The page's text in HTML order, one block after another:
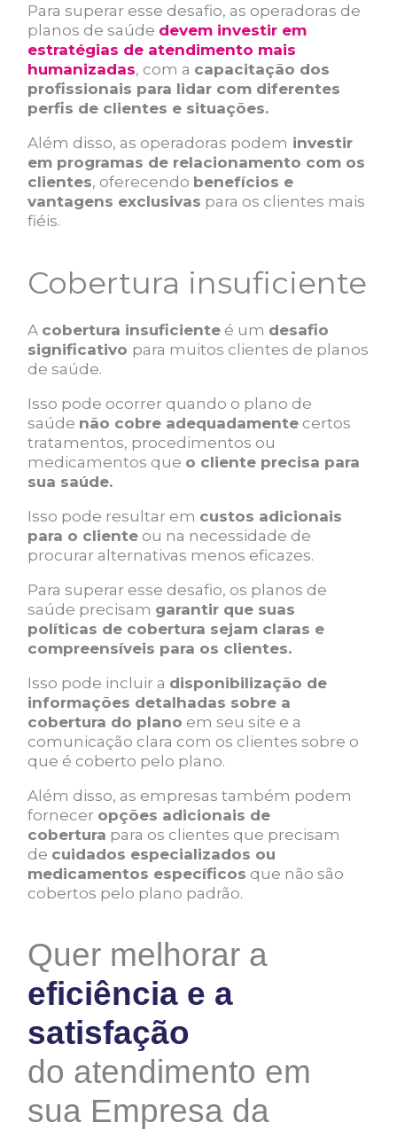
Para superar esse desafio, as operadoras de
planos de saúde devem investir em
estratégias de atendimento mais
humanizadas, com a capacitação dos
profissionais para lidar com diferentes
perfis de clientes e situações.
Além disso, as operadoras podem investir
em programas de relacionamento com os
clientes, oferecendo benefícios e
vantagens exclusivas para os clientes mais
fiéis.
Cobertura insuficiente
A cobertura insuficiente é um desafio
significativo para muitos clientes de planos
de saúde.
Isso pode ocorrer quando o plano de
saúde não cobre adequadamente certos
tratamentos, procedimentos ou
medicamentos que o cliente precisa para
sua saúde.
Isso pode resultar em custos adicionais
para o cliente ou na necessidade de
procurar alternativas menos eficazes.
Para superar esse desafio, os planos de
saúde precisam garantir que suas
políticas de cobertura sejam claras e
compreensíveis para os clientes.
Isso pode incluir a disponibilização de
informações detalhadas sobre a
cobertura do plano em seu site e a
comunicação clara com os clientes sobre o
que é coberto pelo plano.
Além disso, as empresas também podem
fornecer opções adicionais de
cobertura para os clientes que precisam
de cuidados especializados ou
medicamentos específicos que não são
cobertos pelo plano padrão.
Quer melhorar a
eficiência e a
satisfação
do atendimento em
sua Empresa da